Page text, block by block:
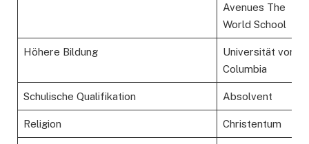
Avenues The
World School
Höhere Bildung
Universität von
Columbia
Schulische Qualifikation Absolvent
Religion Christentum